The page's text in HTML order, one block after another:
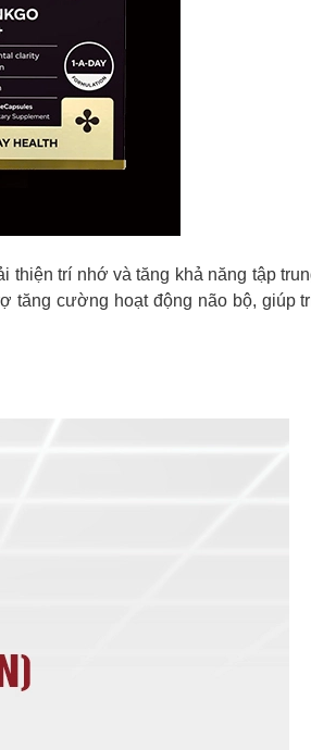
trí nhớ và tăng khả năng tập
tăng cường hoạt động não bộ, giúp